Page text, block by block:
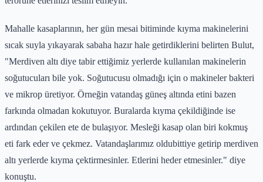
Mahalle kasaplarının, her gün mesai bitiminde kıyma makinelerini
sıcak suyla yıkayarak sabaha hazır hale getirdiklerini belirten Bulut,
"Merdiven altı diye tabir ettiğimiz yerlerde kullanılan makinelerin
soğutucuları bile yok. Soğutucusu olmadığı için o makineler bakteri
ve mikrop üretiyor. Örneğin vatandaş güneş altında etini bazen
farkında olmadan kokutuyor. Buralarda kıyma çekildiğinde ise
ardından çekilen ete de bulaşıyor. Mesleği kasap olan biri kokmuş
eti fark eder ve çekmez. Vatandaşlarımız oldubittiye getirip merdiven
altı yerlerde kıyma çektirmesinler. Etlerini heder etmesinler." diye
konuştu.